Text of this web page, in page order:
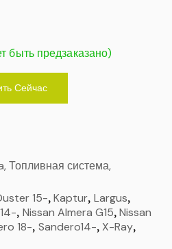
быть предзаказано)
Сейчас
Топливная система,
15-,Kaptur, Largus,
, Nissan Almera G15, Nissan
18-, Sandero14-, X-Ray,